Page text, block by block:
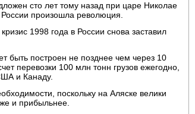
сто лет тому назад при царе Николае
произошла революция.
1998 года в России снова заставил
быть построен не позднее чем через 10
перевозки 100 млн тонн грузов ежегодно,
и Канаду.
поскольку на Аляске велики
и прибыльнее.